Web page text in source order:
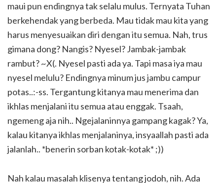
maui pun endingnya tak selalu mulus. Ternyata Tuhan
berkehendak yang berbeda. Mau tidak mau kita yang
harus menyesuaikan diri dengan itu semua. Nah, trus
gimana dong? Nangis? Nyesel? Jambak-jambak
rambut? ~X(. Nyesel pasti ada ya. Tapi masa iya mau
nyesel melulu? Endingnya minum jus jambu campur
potas..:-ss. Tergantung kitanya mau menerima dan
ikhlas menjalani itu semua atau enggak. Tsaah,
ngemeng aja nih.. Ngejalaninnya gampang kagak? Ya,
kalau kitanya ikhlas menjalaninya, insyaallah pasti ada
jalanlah.. *benerin sorban kotak-kotak* ;))
Nah kalau masalah klisenya tentang jodoh, nih. Ada